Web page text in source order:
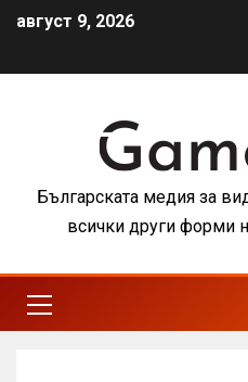
август 9, 2026
Българската медия за
всички други форми